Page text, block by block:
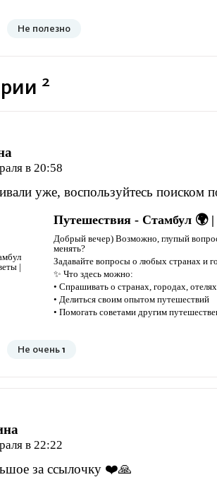
Не полезно
2
в 20:58
уже, воспользуйтесь поиском
Путешествия - Стамбул 🌍
Добрый вечер) Возможно, глупый
менять?
Задавайте вопросы о любых странах и
✨ Что здесь можно:
• Спрашивать о странах, городах,
• Делиться своим опытом путешествий
• Помогать советами другим
Не очень1
в 22:22
за ссылочку ❤️🙏